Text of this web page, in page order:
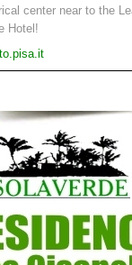
center near to the
Hotel!